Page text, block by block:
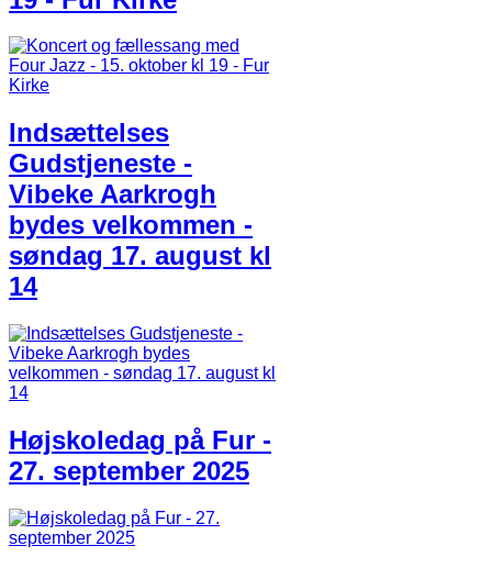
Indsættelses
Gudstjeneste -
Vibeke Aarkrogh
bydes velkommen -
søndag 17. august kl
14
Højskoledag på Fur -
27. september 2025